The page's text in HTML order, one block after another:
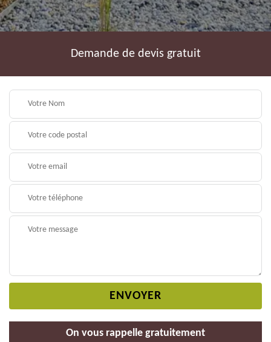
Demande de devis gratuit
On vous rappelle gratuitement